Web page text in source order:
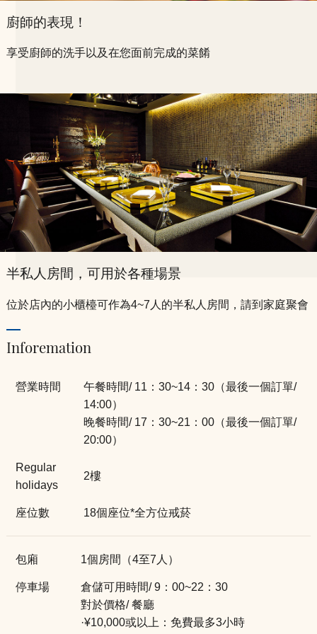
廚師的表現！
享受廚師的洗手以及在您面前完成的菜餚
半私人房間，可用於各種場景
位於店內的小櫃檯可作為4~7人的半私人房間，請到家庭聚會
Inforemation
營業時間
午餐時間/ 11：30~14：30（最後一個訂單/
14:00）
晚餐時間/ 17：30~21：00（最後一個訂單/
20:00）
Regular
holidays
2樓
座位數 18個座位*全方位戒菸
包廂 1個房間（4至7人）
停車場
倉儲可用時間/ 9：00~22：30
對於價格/ 餐廳
·¥10,000或以上：免費最多3小時